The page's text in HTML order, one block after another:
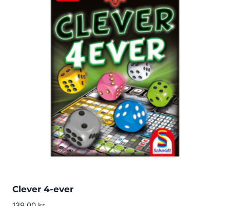
Clever 4-ever